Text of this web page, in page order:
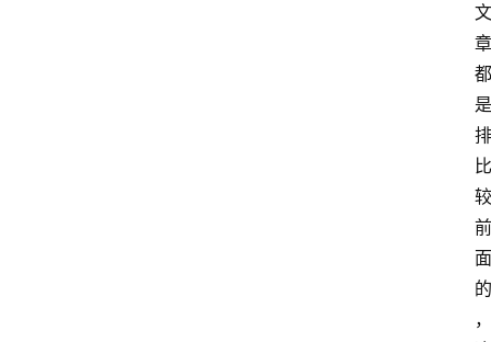
文
章
都
是
排
比
较
前
面
的
，